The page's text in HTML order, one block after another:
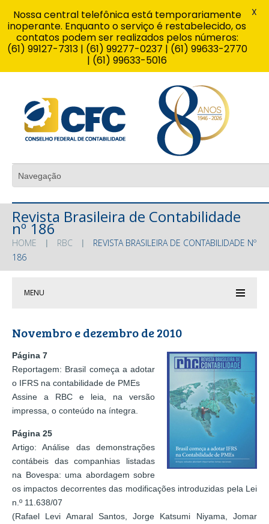
Revista Brasileira de Contabilidade
nº 186
HOME RBC
REVISTA BRASILEIRA DE CONTABILIDADE Nº
186
MENU
Novembro e dezembro de 2010
Página 7
Reportagem: Brasil começa a adotar
o IFRS na contabilidade de PMEs
Assine a RBC e leia, na versão
impressa, o conteúdo na íntegra.
Página 25
Artigo: Análise das demonstrações
contábeis das companhias listadas
na Bovespa: uma abordagem sobre
os impactos decorrentes das modificações introduzidas pela Lei
n.º 11.638/07
(Rafael Levi Amaral Santos, Jorge Katsumi Niyama, Jomar
Nossa central telefônica está temporariamente
inoperante. Enquanto o serviço é restabelecido, os
contatos podem ser realizados pelos números:
(61) 99127-7313 | (61) 99277-0237 | (61) 99633-2770
| (61) 99633-5016
X